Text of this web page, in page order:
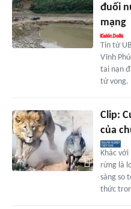
đuối
mạng
Tin từ
Vĩnh
tai nạn
tử vong.
Clip:
của
Khác
rừng là
sàng so
thức